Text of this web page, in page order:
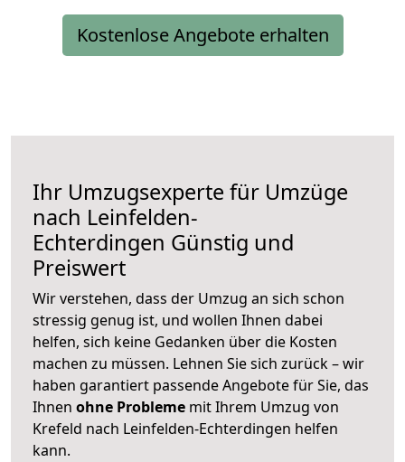
Kostenlose Angebote erhalten
Ihr Umzugsexperte für Umzüge
nach Leinfelden-
Echterdingen Günstig und
Preiswert
Wir verstehen, dass der Umzug an sich schon
stressig genug ist, und wollen Ihnen dabei
helfen, sich keine Gedanken über die Kosten
machen zu müssen. Lehnen Sie sich zurück – wir
haben garantiert passende Angebote für Sie, das
Ihnen ohne Probleme mit Ihrem Umzug von
Krefeld nach Leinfelden-Echterdingen helfen
kann.